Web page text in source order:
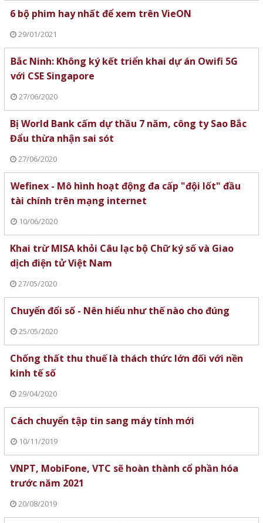
6 bộ phim hay nhất để xem trên VieON
29/01/2021
Bắc Ninh: Không ký kết triển khai dự án Owifi 5G
với CSE Singapore
27/06/2020
Bị World Bank cấm dự thầu 7 năm, công ty Sao Bắc
Đẩu thừa nhận sai sót
27/06/2020
Wefinex - Mô hình hoạt động đa cấp "đội lốt" đầu
tài chính trên mạng internet
10/06/2020
Khai trừ MISA khỏi Câu lạc bộ Chữ ký số và Giao
dịch điện tử Việt Nam
27/05/2020
Chuyển đổi số - Nên hiểu như thế nào cho đúng
25/05/2020
Chống thất thu thuế là thách thức lớn đối với nền
kinh tế số
29/04/2020
Cách chuyển tập tin sang máy tính mới
10/11/2019
VNPT, MobiFone, VTC sẽ hoàn thành cổ phần hóa
trước năm 2021
20/08/2019